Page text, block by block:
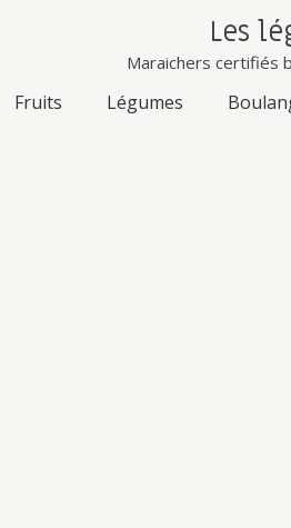
Les
Maraichers certifiés
Fruits Légumes
Congés d'été : Notre